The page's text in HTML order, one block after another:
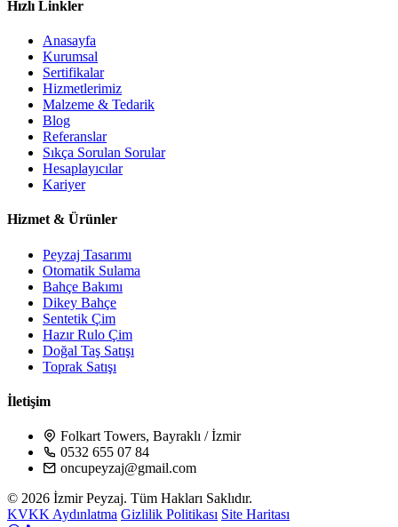
Hızlı Linkler
Anasayfa
Kurumsal
Sertifikalar
Hizmetlerimiz
Malzeme & Tedarik
Blog
Referanslar
Sıkça Sorulan Sorular
Hesaplayıcılar
Kariyer
Hizmet & Ürünler
Peyzaj Tasarımı
Otomatik Sulama
Bahçe Bakımı
Dikey Bahçe
Sentetik Çim
Hazır Rulo Çim
Doğal Taş Satışı
Toprak Satışı
İletişim
Folkart Towers, Bayraklı / İzmir
0532 655 07 84
oncupeyzaj@gmail.com
© 2026 İzmir Peyzaj. Tüm Hakları Saklıdır.
KVKK Aydınlatma Gizlilik Politikası Site Haritası